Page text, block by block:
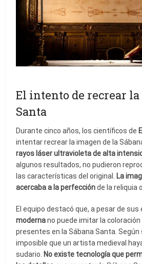
El intento de recrear la
Santa
Durante cinco años, los científicos de
intentar recrear la imagen de la
rayos láser ultravioleta de alta
algunos resultados, no pudieron
las características del original.
La
acercaba a la perfecciónde la reliquia
El equipo destacó que, a pesar de
modernano puede imitar la
presentes en la Sábana Santa.
imposible que un artista medieval
sudario. No existe tecnología que